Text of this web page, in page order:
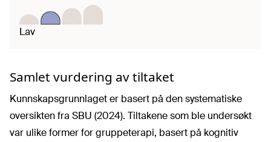
Lav
Samlet vurdering av tiltaket
Kunnskapsgrunnlaget er basert på den systematiske
oversikten fra SBU (2024). Tiltakene som ble undersøkt
var ulike former for gruppeterapi, basert på kognitiv